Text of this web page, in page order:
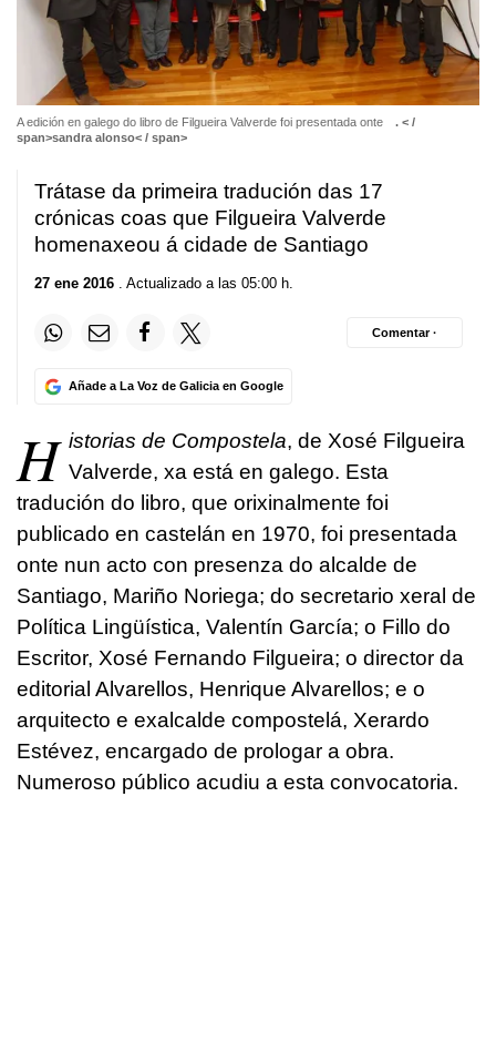
A edición en galego do libro de Filgueira Valverde foi presentada onte
. < /
span>sandra alonso< / span>
Trátase da primeira tradución das 17
crónicas coas que Filgueira Valverde
homenaxeou á cidade de Santiago
27 ene 2016 . Actualizado a las 05:00 h.
Añade a La Voz de Galicia en Google
Comentar ·
H istorias de Compostela, de Xosé Filgueira
Valverde, xa está en galego. Esta
tradución do libro, que orixinalmente foi
publicado en castelán en 1970, foi presentada
onte nun acto con presenza do alcalde de
Santiago, Mariño Noriega; do secretario xeral de
Política Lingüística, Valentín García; o Fillo do
Escritor, Xosé Fernando Filgueira; o director da
editorial Alvarellos, Henrique Alvarellos; e o
arquitecto e exalcalde compostelá, Xerardo
Estévez, encargado de prologar a obra.
Numeroso público acudiu a esta convocatoria.